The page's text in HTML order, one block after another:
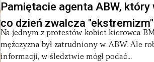
Pamiętacie agenta ABW,
co dzień zwalcza "ekstremizm"
Na jednym z protestów kobiet kierowca
mężczyzna był zatrudniony w ABW. Ale
informacji, w śledztwie mógł podać...